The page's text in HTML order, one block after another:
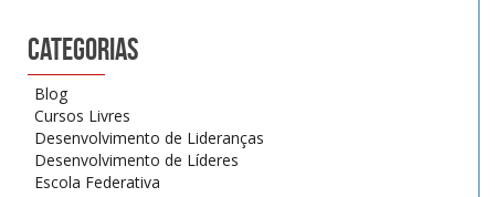
Categorias
Blog
Cursos Livres
Desenvolvimento de Lideranças
Desenvolvimento de Líderes
Escola Federativa